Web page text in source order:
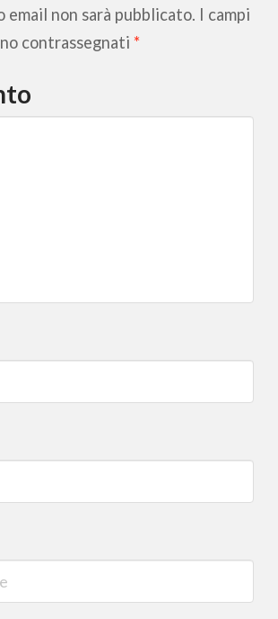
email non sarà pubblicato. I campi
contrassegnati *